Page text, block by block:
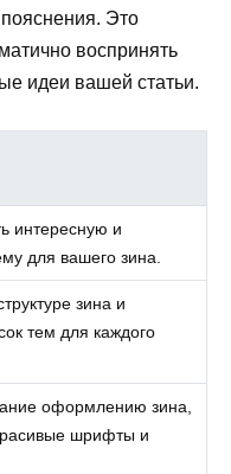
Это
воспринять
идеи вашей статьи.
интересную и
для вашего зина.
зина и
тем для каждого
оформлению зина,
шрифты и